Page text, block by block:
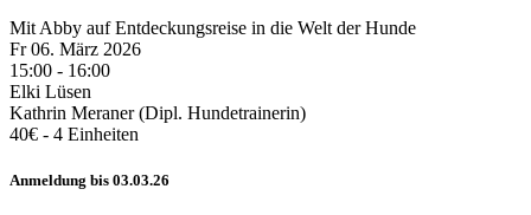
Mit Abby auf Entdeckungsreise in die Welt der Hunde
Fr 06. März 2026
15:00 - 16:00
Elki Lüsen
Kathrin Meraner (Dipl. Hundetrainerin)
40€ - 4 Einheiten
Anmeldung bis 03.03.26